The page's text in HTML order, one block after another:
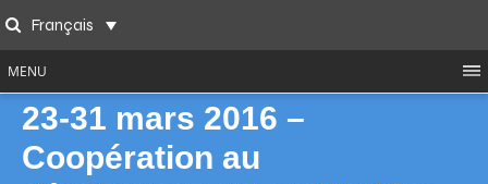
to
content
SearchFrançais
MENU
23-31 mars 2016 –
Coopération au